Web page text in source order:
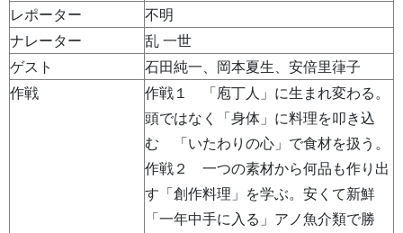
レポーター
不明
ナレーター
乱 一世
ゲスト
石田純一、岡本夏生、安倍里葎子
作戦
作戦１ 「庖丁人」に生まれ変わる。
頭ではなく「身体」に料理を叩き込
む 「いたわりの心」で食材を扱う。
作戦２ 一つの素材から何品も作り出
す「創作料理」を学ぶ。安くて新鮮
「一年中手に入る」アノ魚介類で勝